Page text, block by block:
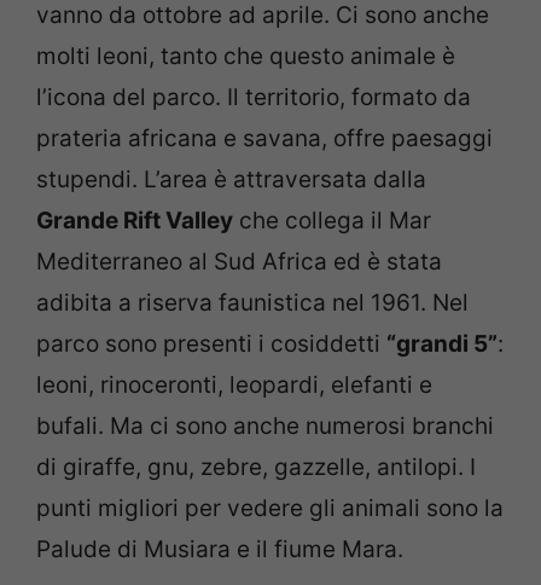
vanno da ottobre ad aprile. Ci sono anche
molti leoni, tanto che questo animale è
l’icona del parco. Il territorio, formato da
prateria africana e savana, offre paesaggi
stupendi. L’area è attraversata dalla
Grande Rift Valley che collega il Mar
Mediterraneo al Sud Africa ed è stata
adibita a riserva faunistica nel 1961. Nel
parco sono presenti i cosiddetti “grandi 5”:
leoni, rinoceronti, leopardi, elefanti e
bufali. Ma ci sono anche numerosi branchi
di giraffe, gnu, zebre, gazzelle, antilopi. I
punti migliori per vedere gli animali sono la
Palude di Musiara e il fiume Mara.